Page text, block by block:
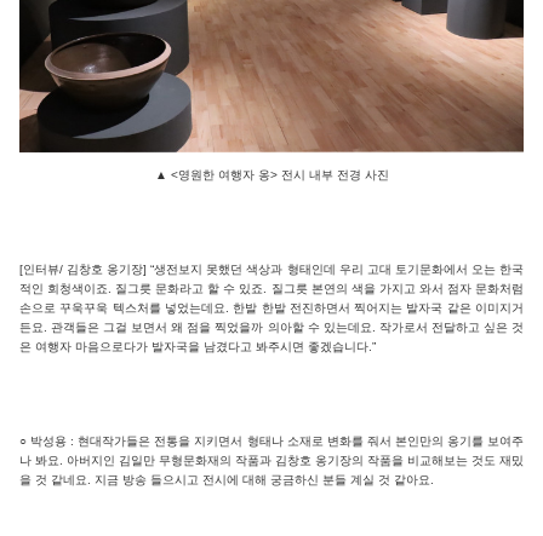
▲ <영원한 여행자 옹> 전시 내부 전경 사진
[인터뷰/ 김창호 옹기장] “생전보지 못했던 색상과 형태인데 우리 고대 토기문화에서 오는 한국
적인 회청색이죠. 질그릇 문화라고 할 수 있죠. 질그릇 본연의 색을 가지고 와서 점자 문화처럼
손으로 꾸욱꾸욱 텍스처를 넣었는데요. 한발 한발 전진하면서 찍어지는 발자국 같은 이미지거
든요. 관객들은 그걸 보면서 왜 점을 찍었을까 의아할 수 있는데요. 작가로서 전달하고 싶은 것
은 여행자 마음으로다가 발자국을 남겼다고 봐주시면 좋겠습니다.”
○ 박성용 : 현대작가들은 전통을 지키면서 형태나 소재로 변화를 줘서 본인만의 옹기를 보여주
나 봐요. 아버지인 김일만 무형문화재의 작품과 김창호 옹기장의 작품을 비교해보는 것도 재밌
을 것 같네요. 지금 방송 들으시고 전시에 대해 궁금하신 분들 계실 것 같아요.